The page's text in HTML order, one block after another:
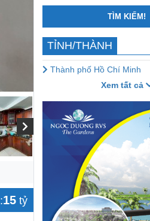
15 tỷ
TÌM KIẾM!
TỈNH/THÀNH
Thành phố Hồ Chí Minh
Xem tất cả